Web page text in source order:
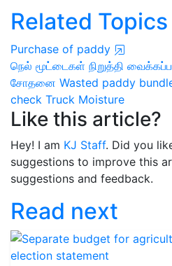
Related Topics
Purchase of paddy
நெல் மூட்டைகள் நிறுத்தி
சோதனை Wasted paddy
check Truck Moisture
Like this article?
Hey! I am KJ Staff. Did you
suggestions to improve this
suggestions and feedback.
Read next